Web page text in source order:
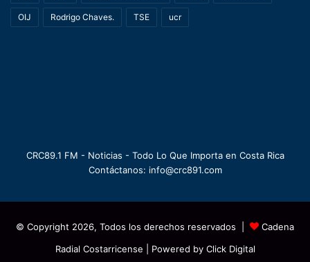
OIJ Rodrigo Chaves. TSE ucr
CRC89.1 FM - Noticias - Todo Lo Que Importa en Costa Rica
Contáctanos: info@crc891.com
© Copyright 2026, Todos los derechos reservados |
Cadena
Radial Costarricense | Powered by Click Digital